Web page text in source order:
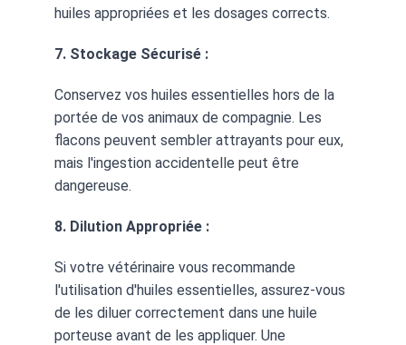
huiles appropriées et les dosages corrects.
7. Stockage Sécurisé :
Conservez vos huiles essentielles hors de la
portée de vos animaux de compagnie. Les
flacons peuvent sembler attrayants pour eux,
mais l'ingestion accidentelle peut être
dangereuse.
8. Dilution Appropriée :
Si votre vétérinaire vous recommande
l'utilisation d'huiles essentielles, assurez-vous
de les diluer correctement dans une huile
porteuse avant de les appliquer. Une